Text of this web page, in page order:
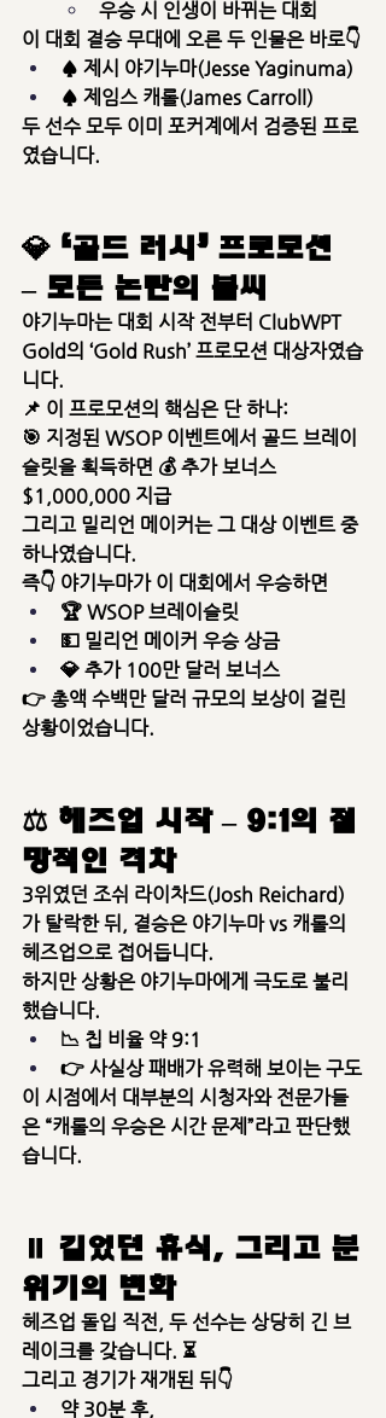
우승 시 인생이 바뀌는 대회
이 대회 결승 무대에 오른 두 인물은 바로👇
♠️ 제시 야기누마(Jesse Yaginuma)
♠️ 제임스 캐롤(James Carroll)
두 선수 모두 이미 포커계에서 검증된 프로
였습니다.
💎 ‘골드 러시’ 프로모션
– 모든 논란의 불씨
야기누마는 대회 시작 전부터 ClubWPT
Gold의 ‘Gold Rush’ 프로모션 대상자였습
니다.
📌 이 프로모션의 핵심은 단 하나:
🎯 지정된 WSOP 이벤트에서 골드 브레이
슬릿을 획득하면 💰 추가 보너스
$1,000,000 지급
그리고 밀리언 메이커는 그 대상 이벤트 중
하나였습니다.
즉👇 야기누마가 이 대회에서 우승하면
🏆 WSOP 브레이슬릿
💵 밀리언 메이커 우승 상금
💎 추가 100만 달러 보너스
👉 총액 수백만 달러 규모의 보상이 걸린
상황이었습니다.
⚖️ 헤즈업 시작 – 9:1의 절
망적인 격차
3위였던 조쉬 라이차드(Josh Reichard)
가 탈락한 뒤, 결승은 야기누마 vs 캐롤의
헤즈업으로 접어듭니다.
하지만 상황은 야기누마에게 극도로 불리
했습니다.
📉 칩 비율 약 9:1
👉 사실상 패배가 유력해 보이는 구도
이 시점에서 대부분의 시청자와 전문가들
은 “캐롤의 우승은 시간 문제”라고 판단했
습니다.
⏸️ 길었던 휴식, 그리고 분
위기의 변화
헤즈업 돌입 직전, 두 선수는 상당히 긴 브
레이크를 갖습니다. ⏳
그리고 경기가 재개된 뒤👇
약 30분 후,